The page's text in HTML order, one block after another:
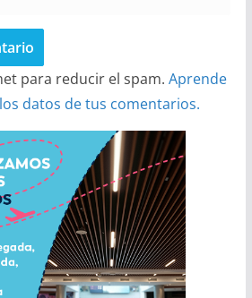
para reducir el spam. Aprende
datos de tus comentarios.